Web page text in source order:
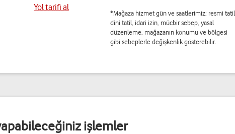
Yol tarifi al
*Mağaza hizmet gün ve saatlerimiz; resmi tatil,
dini tatil, idari izin, mücbir sebep, yasal
düzenleme, mağazanın konumu ve bölgesi
gibi sebeplerle değişkenlik gösterebilir.
işlemler